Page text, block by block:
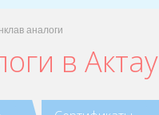
аналоги
в Актау